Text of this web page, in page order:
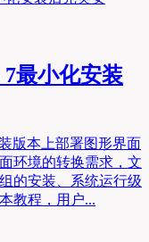
最小化安装
版本上部署图形界面
环境的转换需求，文
的安装、系统运行级
教程，用户...